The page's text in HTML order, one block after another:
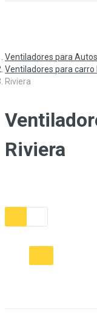
Ventiladores para Autos
Ventiladores para carro
Riviera
Riviera